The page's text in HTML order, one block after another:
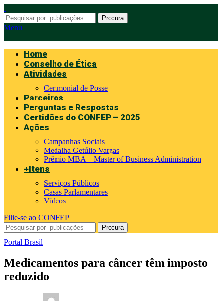
Procura
Menu
Home
Conselho de Ética
Atividades
Cerimonial de Posse
Parceiros
Perguntas e Respostas
Certidões do CONFEP – 2025
Ações
Campanhas Sociais
Medalha Getúlio Vargas
Prêmio MBA – Master of Business Administration
+Itens
Serviços Públicos
Casas Parlamentares
Vídeos
Filie-se ao CONFEP
Procura
Portal Brasil
Medicamentos para câncer têm imposto
reduzido